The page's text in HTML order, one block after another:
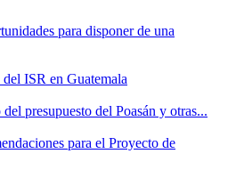
para disponer de una
ISR en Guatemala
presupuesto del Poasán y otras...
para el Proyecto de